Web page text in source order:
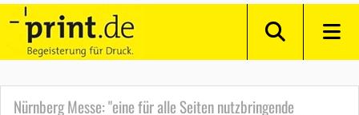
Nürnberg Messe: "eine für alle Seiten nutzbringende